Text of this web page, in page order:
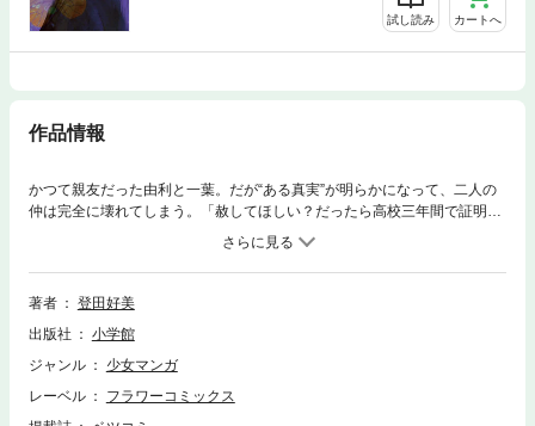
試し読み カートへ
作品情報
かつて親友だった由利と一葉。だが“ある真実”が明らかになって、二人の
仲は完全に壊れてしまう。「赦してほしい？だったら高校三年間で証明し
てみせてよ。あなたに赦すほどの価値があるのか」傷つけてしまった元親
友・一葉にそう告げられ、赦しを乞うために高校生活をスタートさせた由
利。思い悩み、もがく日々で、地尾というクラスメイトと出会ったことで
すべては動きだし…！？傷つけてしまった親友と信じてくれる彼―3人で
美の最新作！ラスト15ページに感動が待っています！！
著者
登田好美
出版社
小学館
ジャンル
少女マンガ
レーベル
フラワーコミックス